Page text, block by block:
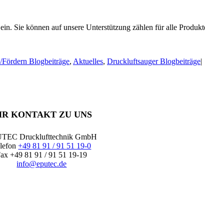
Sie können auf unsere Unterstützung zählen für alle
Blogbeiträge, Aktuelles, Druckluftsauger Blogbeiträge|
KONTAKT ZU UNS
Drucklufttechnik GmbH
+49 81 91 / 91 51 19-0
+49 81 91 / 91 51 19-19
info@eputec.de